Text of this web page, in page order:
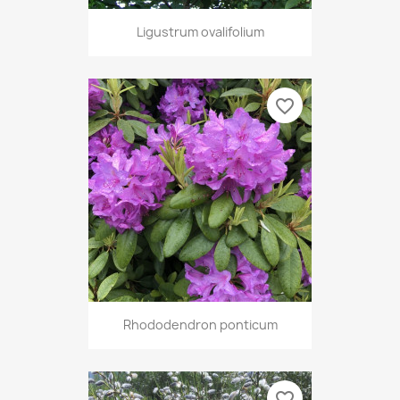
Ligustrum ovalifolium
Rhododendron ponticum
favorite_border